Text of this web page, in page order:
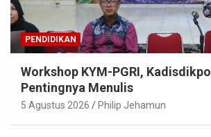
PENDIDIKAN
Workshop KYM-PGRI,
Pentingnya Menulis
5 Agustus 2026 Philip Jehamun